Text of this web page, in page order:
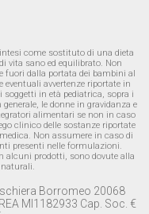
come sostituto di una dieta
vita sano ed equilibrato. Non
fuori dalla portata dei bambini al
avvertenze riportate in
in età pediatrica, sopra i
le donne in gravidanza e
alimentari se non in caso
clinico delle sostanze riportate
Non assumere in caso di
presenti nelle formulazioni.
alcuni prodotti, sono dovute alla
naturali.
Borromeo 20068
MI1182933 Cap. Soc. €